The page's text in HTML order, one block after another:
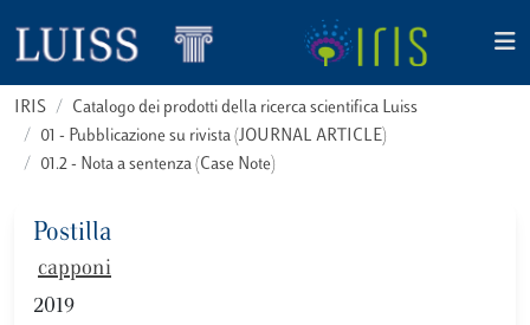
IRIS
Catalogo dei prodotti della ricerca scientifica Luiss
01 - Pubblicazione su rivista (JOURNAL ARTICLE)
01.2 - Nota a sentenza (Case Note)
Postilla
capponi
2019